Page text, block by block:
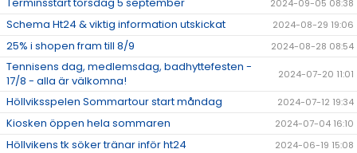
2024-09-05 08:38
Schema Ht24 & viktig information utskickat 2024-08-29 19:06
25% i shopen fram till 8/9 2024-08-28 08:54
Tennisens dag, medlemsdag, badhyttefesten -
17/8 - alla är välkomna!
2024-07-20 11:01
Höllviksspelen Sommartour start måndag 2024-07-12 19:34
Kiosken öppen hela sommaren 2024-07-04 16:10
Höllvikens tk söker tränar inför ht24 2024-06-19 15:08